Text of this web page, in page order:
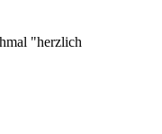
"herzlich